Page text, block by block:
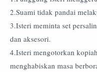
2.Suami tidak pandai
3.Isteri meminta set
dan aksesori.
4.Isteri mengotorkan
menghabiskan masa